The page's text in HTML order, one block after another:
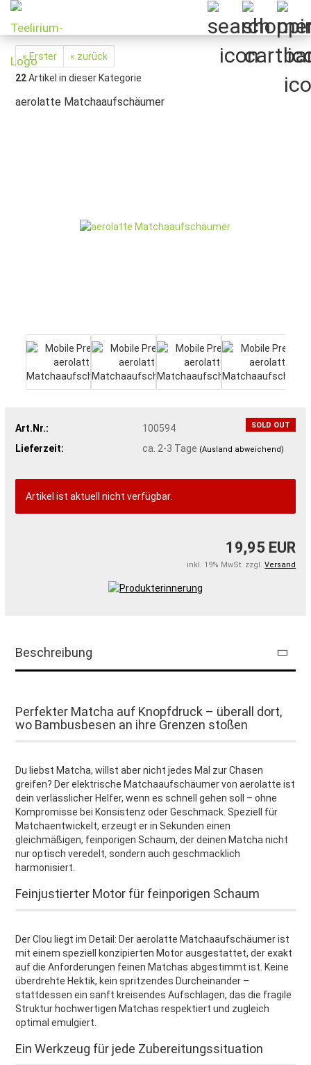
« Erster
« zurück
22Artikel in dieser Kategorie
aerolatte Matchaaufschäumer
SOLD OUT
Art.Nr.:
100594
Lieferzeit:
ca. 2-3 Tage (Ausland abweichend)
Artikel ist aktuell nicht verfügbar.
19,95 EUR
inkl. 19% MwSt. zzgl.Versand
Beschreibung
Perfekter Matcha auf Knopfdruck – überall dort,
wo Bambusbesen an ihre Grenzen stoßen
Du liebst Matcha, willst aber nicht jedes Mal zur Chasen
greifen? Der elektrische Matchaaufschäumer von aerolatte ist
dein verlässlicher Helfer, wenn es schnell gehen soll – ohne
Kompromisse bei Konsistenz oder Geschmack. Speziell für
Matchaentwickelt, erzeugt er in Sekunden einen
gleichmäßigen, feinporigen Schaum, der deinen Matcha nicht
nur optisch veredelt, sondern auch geschmacklich
harmonisiert.
Feinjustierter Motor für feinporigen Schaum
Der Clou liegt im Detail: Der aerolatte Matchaaufschäumer ist
mit einem speziell konzipierten Motor ausgestattet, der exakt
auf die Anforderungen feinen Matchas abgestimmt ist. Keine
überdrehte Hektik, kein spritzendes Durcheinander –
stattdessen ein sanft kreisendes Aufschlagen, das die fragile
Struktur hochwertigen Matchas respektiert und zugleich
optimal emulgiert.
Ein Werkzeug für jede Zubereitungssituation